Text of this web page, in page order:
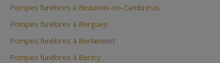
Pompes funèbres à Beauvois-en-Cambrésis
Pompes funèbres à Bergues
Pompes funèbres à Berlaimont
Pompes funèbres à Bertry